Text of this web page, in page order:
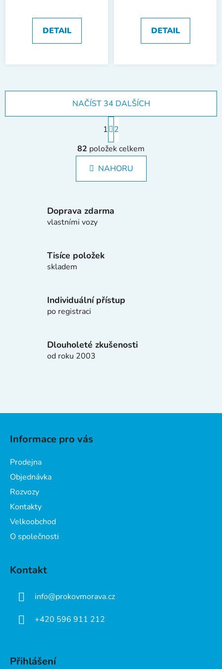
DETAIL DETAIL
O
v
l
á
d
c
í
p
NAČÍST 34 DALŠÍCH
S
t
r
á
n
k
í
1
2
82 položek celkem
NAHORU
Doprava zdarma
vlastními vozy
Tisíce položek
skladem
Individuální přístup
po registraci
Dlouholeté zkušenosti
od roku 2003
Informace pro vás
Prodejna
Objednávka
Rozvozy
Kontakty
Velkoobchod
O společnosti
Kontakt
info@prokovmorava.cz
+420 596 911 212
Přihlášení